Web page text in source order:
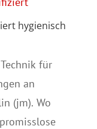
hygienisch
für
an
(jm). Wo